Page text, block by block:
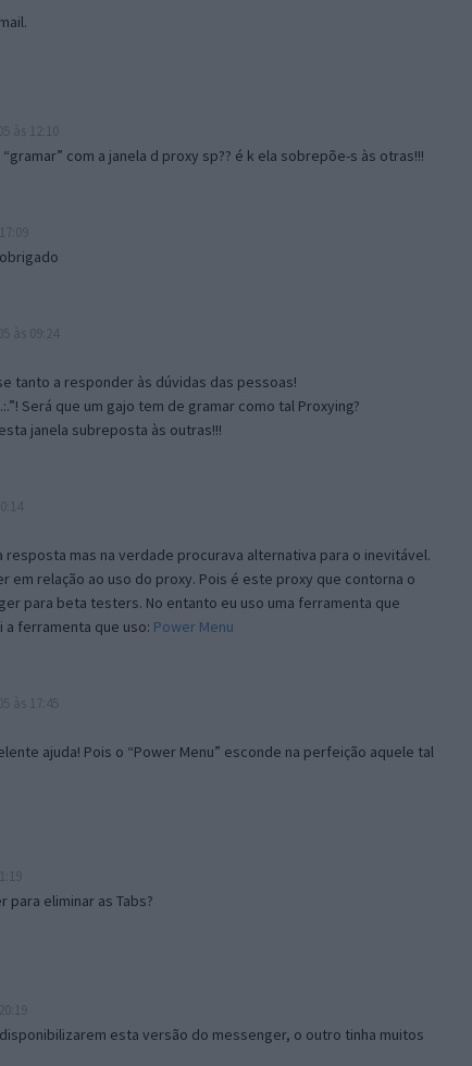
com a janela d proxy sp?? é k ela sobrepõe-s às otras!!!
tanto a responder às dúvidas das pessoas!
Será que um gajo tem de gramar como tal Proxying?
janela subreposta às outras!!!
mas na verdade procurava alternativa para o inevitável.
em relação ao uso do proxy. Pois é este proxy que contorna o
para beta testers. No entanto eu uso uma ferramenta que
ferramenta que uso: Power Menu
ajuda! Pois o “Power Menu” esconde na perfeição aquele tal
para eliminar as Tabs?
esta versão do messenger, o outro tinha muitos